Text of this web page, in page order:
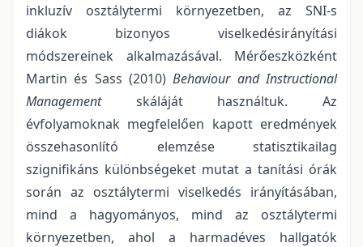
inkluzív osztálytermi környezetben, az SNI-s
diákok bizonyos viselkedésirányítási
módszereinek alkalmazásával. Mérőeszközként
Martin és Sass (2010)Behaviour and Instructional
Managementskáláját használtuk. Az
évfolyamoknak megfelelően kapott eredmények
összehasonlító elemzése statisztikailag
szignifikáns különbségeket mutat a tanítási órák
során az osztálytermi viselkedés irányításában,
mind a hagyományos, mind az osztálytermi
környezetben, ahol a harmadéves hallgatók